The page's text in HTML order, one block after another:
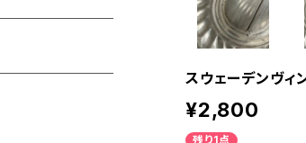
スウェーデンヴィ
¥2,800
残り1点